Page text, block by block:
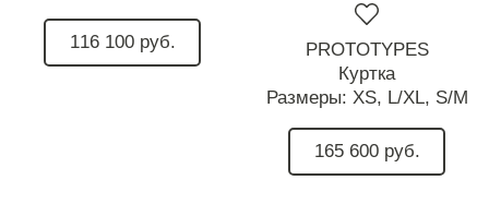
116 100 руб.
PROTOTYPES
Куртка
Размеры: XS, L/XL, S/M
165 600 руб.